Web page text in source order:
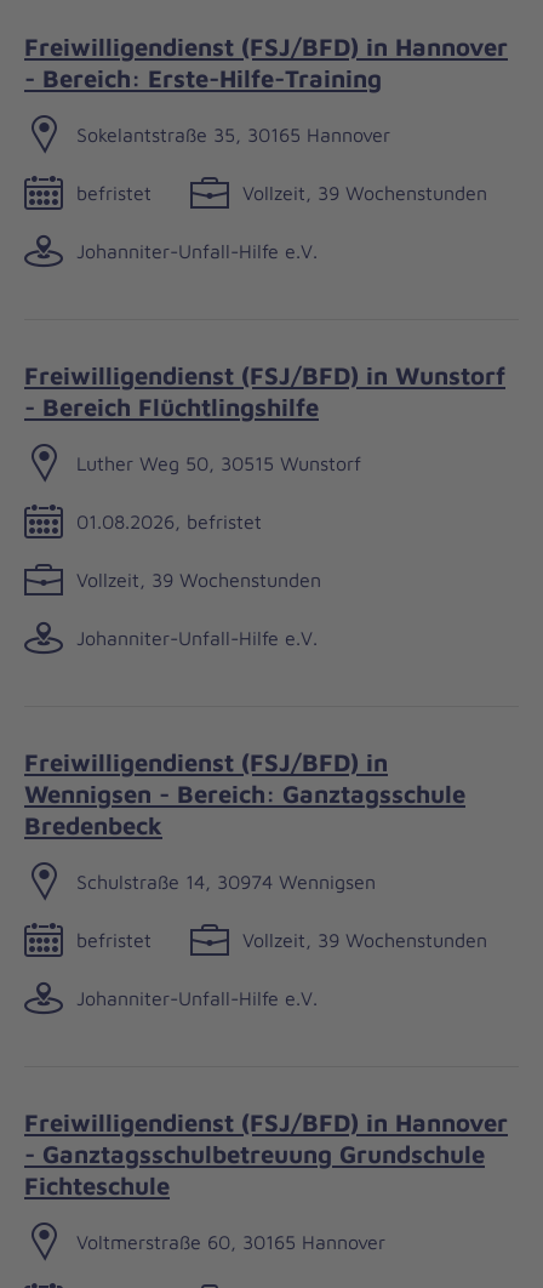
Freiwilligendienst (FSJ/BFD) in Hannover
- Bereich: Erste-Hilfe-Training
Sokelantstraße 35, 30165 Hannover
befristet Vollzeit, 39 Wochenstunden
Johanniter-Unfall-Hilfe e.V.
Freiwilligendienst (FSJ/BFD) in Wunstorf
- Bereich Flüchtlingshilfe
Luther Weg 50, 30515 Wunstorf
01.08.2026, befristet
Vollzeit, 39 Wochenstunden
Johanniter-Unfall-Hilfe e.V.
Freiwilligendienst (FSJ/BFD) in
Wennigsen - Bereich: Ganztagsschule
Bredenbeck
Schulstraße 14, 30974 Wennigsen
befristet Vollzeit, 39 Wochenstunden
Johanniter-Unfall-Hilfe e.V.
Freiwilligendienst (FSJ/BFD) in Hannover
- Ganztagsschulbetreuung Grundschule
Fichteschule
Voltmerstraße 60, 30165 Hannover